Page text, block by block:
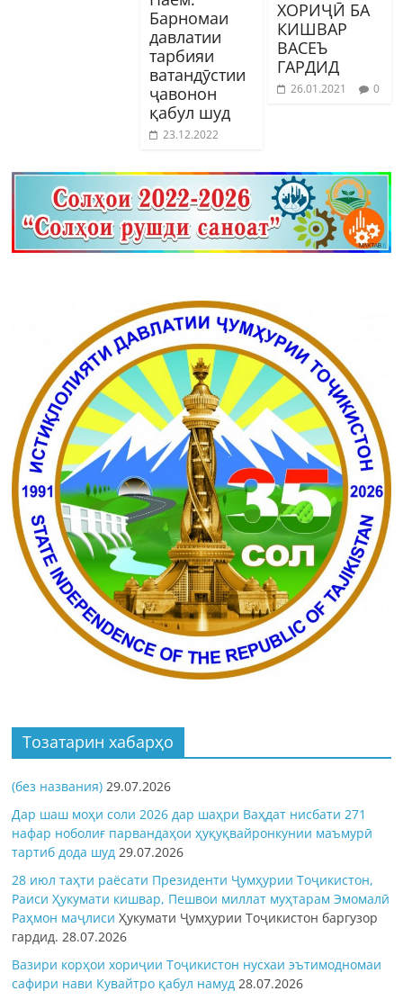
Барномаи
давлатии
тарбияи
ватандӯстии
ҷавонон
қабул шуд
23.12.2022
ХОРИҶӢ БА
КИШВАР
ВАСЕЪ
ГАРДИД
26.01.2021 0
Тозатарин хабарҳо
(без названия) 29.07.2026
Дар шаш моҳи соли 2026 дар шаҳри Ваҳдат нисбати 271
нафар ноболиғ парвандаҳои ҳуқуқвайронкунии маъмурӣ
тартиб дода шуд 29.07.2026
28 июл таҳти раёсати Президенти Ҷумҳурии Тоҷикистон,
Раиси Ҳукумати кишвар, Пешвои миллат муҳтарам Эмомалӣ
Раҳмон маҷлисиҲукумати Ҷумҳурии Тоҷикистон баргузор
гардид.28.07.2026
Вазири корҳои хориҷии Тоҷикистон нусхаи эътимодномаи
сафири нави Кувайтро қабул намуд 28.07.2026